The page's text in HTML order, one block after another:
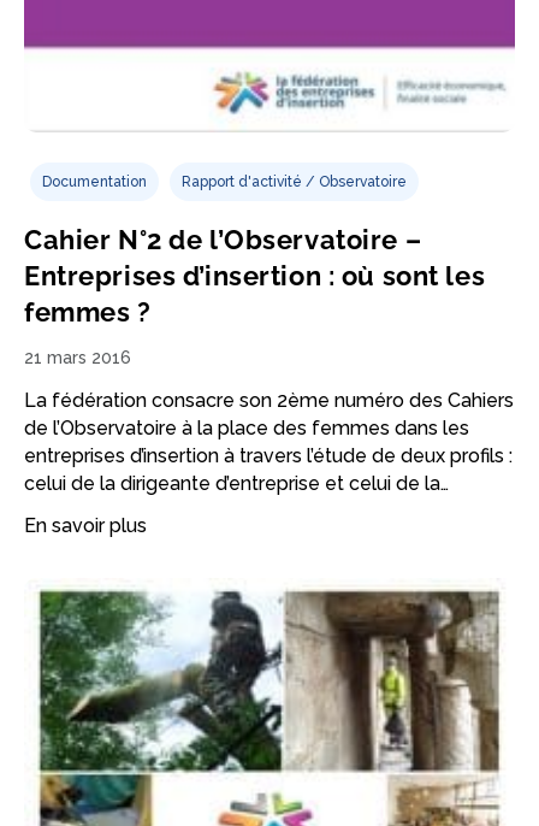
Documentation Rapport d'activité / Observatoire
Cahier N°2 de l’Observatoire –
Entreprises d’insertion : où sont les
femmes ?
21 mars 2016
La fédération consacre son 2ème numéro des Cahiers
de l’Observatoire à la place des femmes dans les
entreprises d’insertion à travers l’étude de deux profils :
celui de la dirigeante d’entreprise et celui de la…
En savoir plus